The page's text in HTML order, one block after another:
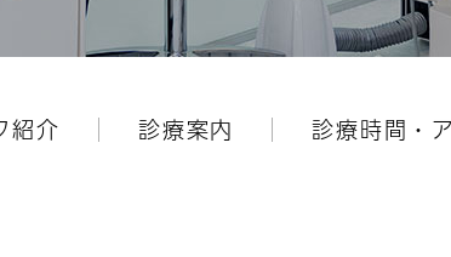
紹介 診療案内 診療時間・